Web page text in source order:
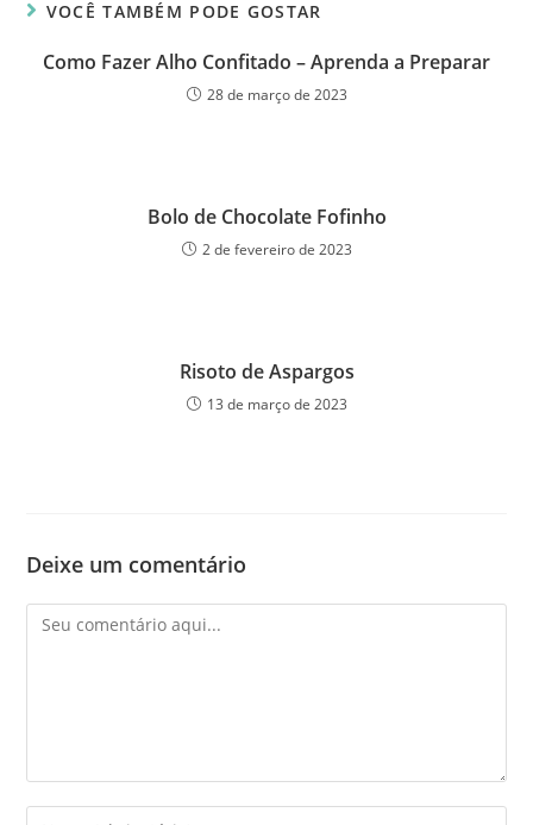
VOCÊ TAMBÉM PODE GOSTAR
Como Fazer Alho Confitado – Aprenda a Preparar
28 de março de 2023
Bolo de Chocolate Fofinho
2 de fevereiro de 2023
Risoto de Aspargos
13 de março de 2023
Deixe um comentário